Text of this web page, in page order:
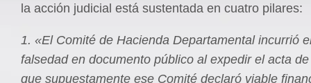
la acción judicial está sustentada en cuatro pilares:
1. «El Comité de Hacienda Departamental incurrió
falsedad en documento público al expedir el acta
que supuestamente ese Comité declaró viable